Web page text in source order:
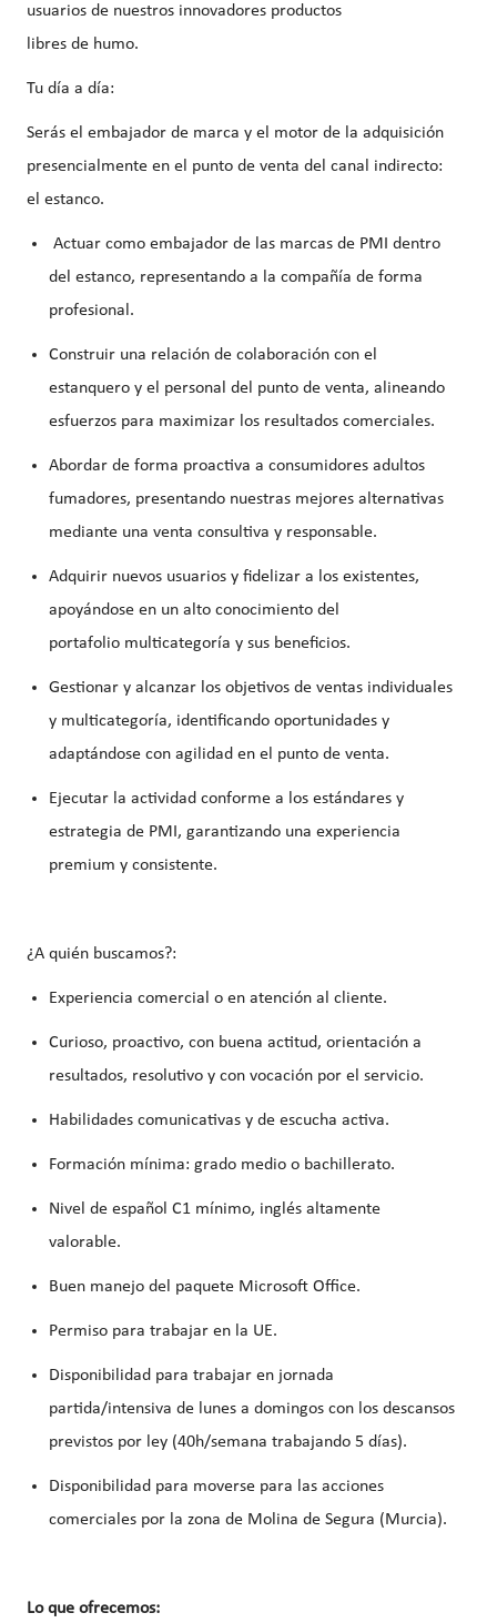
usuarios de nuestros innovadores productos
libres de humo.
Tu día a día:
Serás el embajador de marca y el motor de la adquisición
presencialmente en el punto de venta del canal indirecto:
el estanco.
Actuar como embajador de las marcas de PMI dentro
del estanco, representando a la compañía de forma
profesional.
Construir una relación de colaboración con el
estanquero y el personal del punto de venta, alineando
esfuerzos para maximizar los resultados comerciales.
Abordar de forma proactiva a consumidores adultos
fumadores, presentando nuestras mejores alternativas
mediante una venta consultiva y responsable.
Adquirir nuevos usuarios y fidelizar a los existentes,
apoyándose en un alto conocimiento del
portafolio multicategoría y sus beneficios.
Gestionar y alcanzar los objetivos de ventas individuales
y multicategoría, identificando oportunidades y
adaptándose con agilidad en el punto de venta.
Ejecutar la actividad conforme a los estándares y
estrategia de PMI , garantizando una experiencia
premium y consistente.
¿A quién buscamos?:
Experiencia comercial o en atención al cliente.
Curioso, proactivo, con buena actitud, orientación a
resultados, resolutivo y con vocación por el servicio.
Habilidades comunicativas y de escucha activa.
Formación mínima: grado medio o bachillerato.
Nivel de español C1 mínimo, inglés altamente
valorable.
Buen manejo del paquete Microsoft Office.
Permiso para trabajar en la UE.
Disponibilidad para trabajar en jornada
partida/intensiva de lunes a domingos con los descansos
previstos por ley (40h/semana trabajando 5 días).
Disponibilidad para moverse para las acciones
comerciales por la zona de Molina de Segura (Murcia).
Lo que ofrecemos: